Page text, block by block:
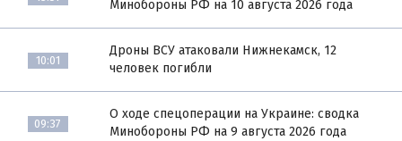
Минобороны РФ на 10 августа 2026 года
10:01
Дроны ВСУ атаковали Нижнекамск, 12
человек погибли
09:37
О ходе спецоперации на Украине: сводка
Минобороны РФ на 9 августа 2026 года